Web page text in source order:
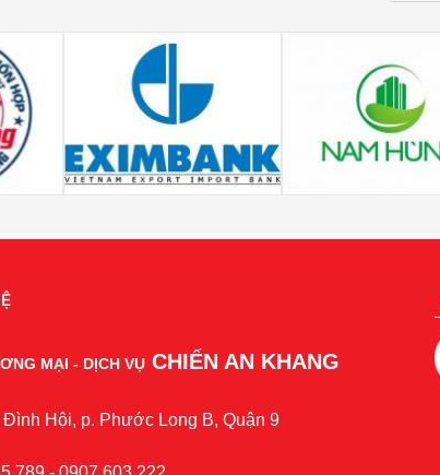
MẠI - DỊCH VỤ CHIẾN AN KHANG
Hội, p. Phước Long B, Quận 9